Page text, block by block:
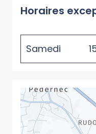
Horaires
Samedi